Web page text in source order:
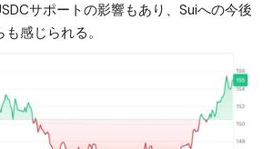
サポートの影響もあり、Suiへの今後
感じられる。